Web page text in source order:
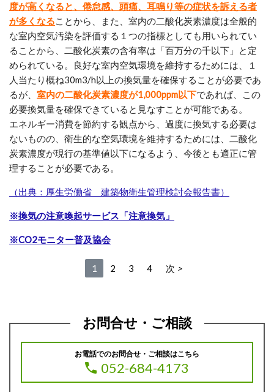
度が高くなると、倦怠感、頭痛、耳鳴り等の症状を訴える者
が多くなることから、また、室内の二酸化炭素濃度は全般的
な室内空気汚染を評価する１つの指標としても用いられてい
ることから、二酸化炭素の含有率は「百万分の千以下」と定
められている。良好な室内空気環境を維持するためには、１
人当たり概ね30m3/h以上の換気量を確保することが必要であ
るが、 室内の二酸化炭素濃度が1,000ppm以下であれば、この
必要換気量を確保できていると見なすことが可能である。
エネルギー消費を節約する観点から、過度に換気する必要は
ないものの、衛生的な空気環境を維持するためには、二酸化
炭素濃度が現行の基準値以下になるよう、今後とも適正に管
理することが必要である。
（出典：厚生労働省 建築物衛生管理検討会報告書）
※換気の注意喚起サービス「注意換気」
※CO2モニター普及協会
1 2 3 4 次
お問合せ・ご相談
お電話でのお問合せ・ご相談はこちら
052-684-4173